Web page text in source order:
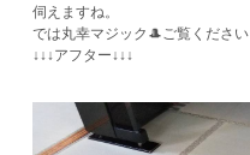
伺えますね。
では丸幸マジック🎩ご覧ください
​↓↓↓アフター↓↓↓